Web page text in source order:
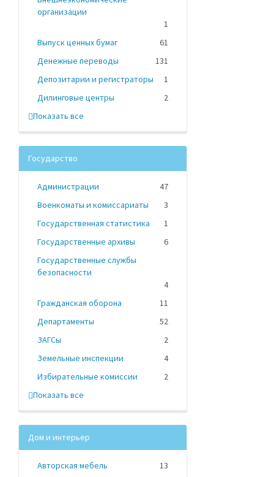
организации
1
Выпуск ценных бумаг
61
Денежные переводы
131
Депозитарии и регистраторы
1
Дилинговые центры
2
Показать все
Государство
Администрации
47
Военкоматы и комиссариаты
3
Государственная статистика
1
Государственные архивы
6
Государственные службы
безопасности
4
Гражданская оборона
11
Департаменты
52
ЗАГСы
2
Земельные инспекции
4
Избирательные комиссии
2
Показать все
Дом и интерьер
Авторская мебель
13